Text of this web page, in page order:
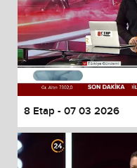
8 Etap - 07 03 2026